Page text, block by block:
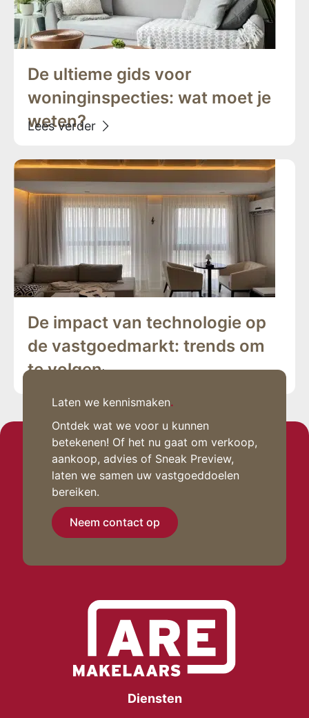
De ultieme gids voor
woninginspecties: wat moet je
weten?
De impact van technologie op
de vastgoedmarkt: trends om
te volgen
Laten we kennismaken.
Ontdek wat we voor u kunnen
betekenen! Of het nu gaat om verkoop,
aankoop, advies of Sneak Preview,
laten we samen uw vastgoeddoelen
bereiken.
Neem contact op
Diensten